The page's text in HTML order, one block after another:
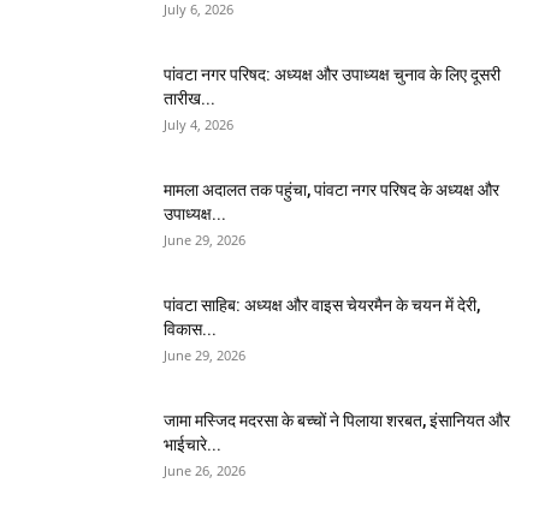
July 6, 2026
पांवटा नगर परिषद: अध्यक्ष और उपाध्यक्ष चुनाव के लिए दूसरी
तारीख...
July 4, 2026
मामला अदालत तक पहुंचा, पांवटा नगर परिषद के अध्यक्ष और
उपाध्यक्ष...
June 29, 2026
पांवटा साहिब: अध्यक्ष और वाइस चेयरमैन के चयन में देरी,
विकास...
June 29, 2026
जामा मस्जिद मदरसा के बच्चों ने पिलाया शरबत, इंसानियत और
भाईचारे...
June 26, 2026